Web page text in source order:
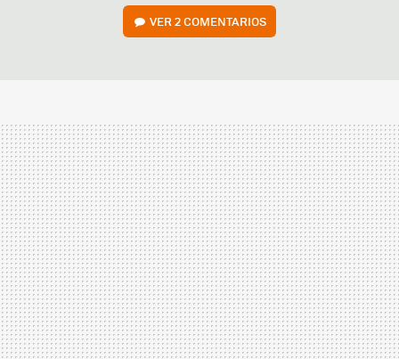
VER2 COMENTARIOS